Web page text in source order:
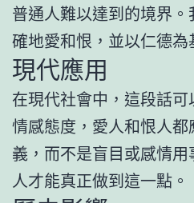
普通人難以達到的境界
確地愛和恨，並以仁德為
現代應用
在現代社會中，這段話
情感態度，愛人和恨人
義，而不是盲目或感情
人才能真正做到這一點。